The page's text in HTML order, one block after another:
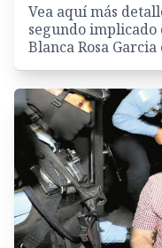
Vea aquí más
segundo
Blanca Rosa